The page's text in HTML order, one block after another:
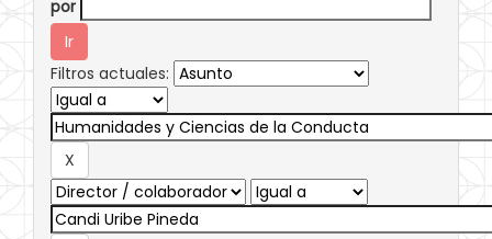
por
Filtros actuales: